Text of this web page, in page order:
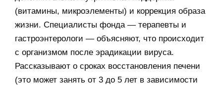
(витамины, микроэлементы) и коррекция образа
жизни. Специалисты фонда — терапевты и
гастроэнтерологи — объясняют, что происходит
с организмом после эрадикации вируса.
Рассказывают о сроках восстановления печени
(это может занять от 3 до 5 лет в зависимости